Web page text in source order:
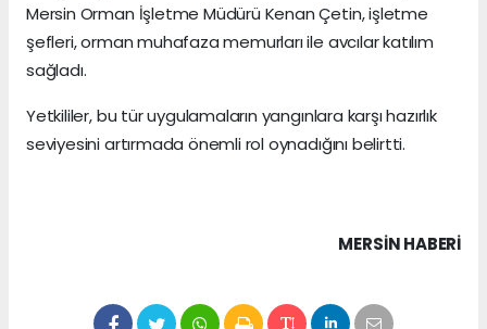
Mersin Orman İşletme Müdürü Kenan Çetin, işletme
şefleri, orman muhafaza memurları ile avcılar katılım
sağladı.
Yetkililer, bu tür uygulamaların yangınlara karşı hazırlık
seviyesini artırmada önemli rol oynadığını belirtti.
MERSIN HABERİ